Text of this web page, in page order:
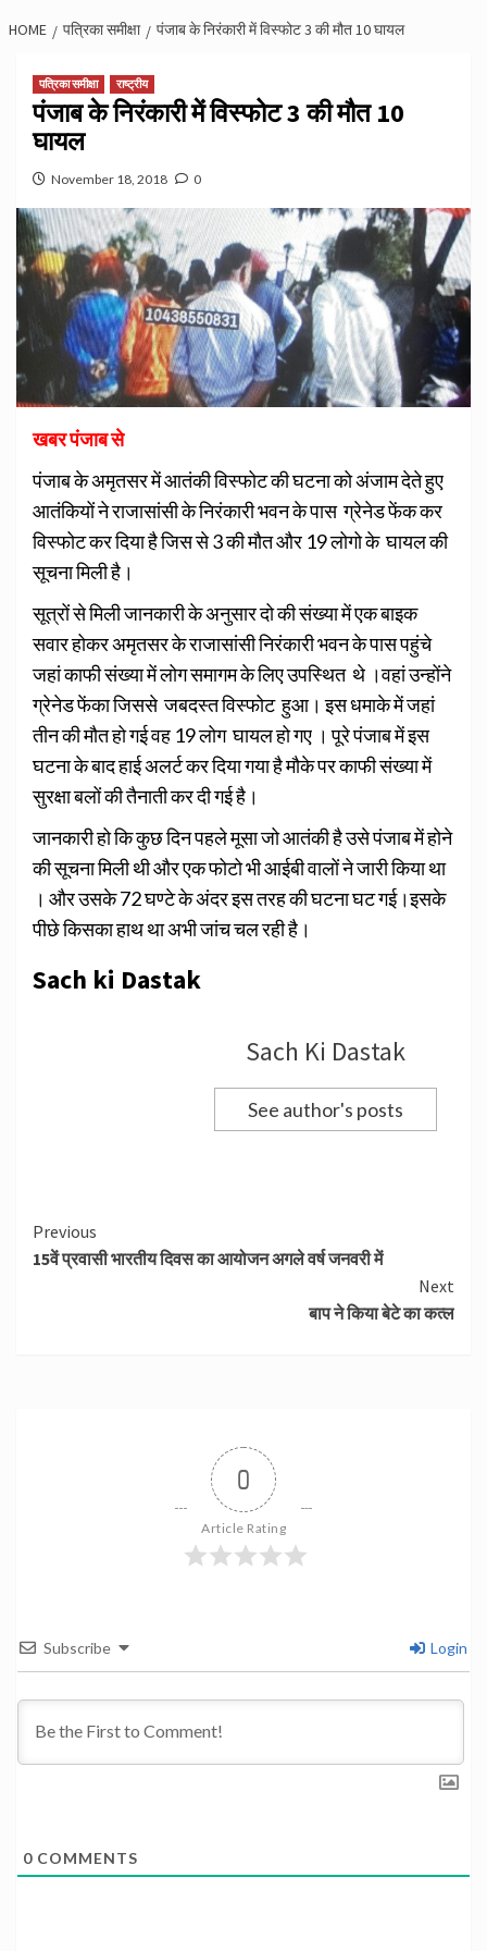
HOME पत्रिका समीक्षा पंजाब के निरंकारी में विस्फोट 3 की मौत 10 घायल
पत्रिका समीक्षा राष्ट्रीय
पंजाब के निरंकारी में विस्फोट 3 की मौत 10
घायल
November 18, 2018 0
खबर पंजाब से
पंजाब के अमृतसर में आतंकी विस्फोट की घटना को अंजाम देते हुए
आतंकियों ने राजासांसी के निरंकारी भवन के पास ग्रेनेड फेंक कर
विस्फोट कर दिया है जिस से 3 की मौत और 19 लोगो के घायल की
सूचना मिली है।
सूत्रों से मिली जानकारी के अनुसार दो की संख्या में एक बाइक
सवार होकर अमृतसर के राजासांसी निरंकारी भवन के पास पहुंचे
जहां काफी संख्या में लोग समागम के लिए उपस्थित थे ।वहां उन्होंने
ग्रेनेड फेंका जिससे जबदस्त विस्फोट हुआ। इस धमाके में जहां
तीन की मौत हो गई वह 19 लोग घायल हो गए । पूरे पंजाब में इस
घटना के बाद हाई अलर्ट कर दिया गया है मौके पर काफी संख्या में
सुरक्षा बलों की तैनाती कर दी गई है।
जानकारी हो कि कुछ दिन पहले मूसा जो आतंकी है उसे पंजाब में होने
की सूचना मिली थी और एक फोटो भी आईबी वालों ने जारी किया था
। और उसके 72 घण्टे के अंदर इस तरह की घटना घट गई।इसके
पीछे किसका हाथ था अभी जांच चल रही है।
Sach ki Dastak
Sach Ki Dastak
See author's posts
Continue
Reading
Previous
15वें प्रवासी भारतीय दिवस का आयोजन अगले वर्ष जनवरी में
Next
बाप ने किया बेटे का कत्ल
0
Article Rating
Subscribe Login
0 COMMENTS